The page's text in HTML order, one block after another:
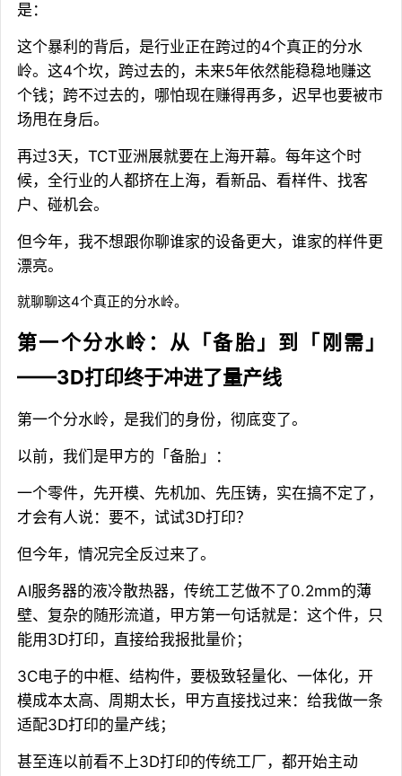
是：
这个暴利的背后，是行业正在跨过的4个真正的分水
岭。这4个坎，跨过去的，未来5年依然能稳稳地赚这
个钱；跨不过去的，哪怕现在赚得再多，迟早也要被市
场甩在身后。
再过3天，TCT亚洲展就要在上海开幕。每年这个时
候，全行业的人都挤在上海，看新品、看样件、找客
户、碰机会。
但今年，我不想跟你聊谁家的设备更大，谁家的样件更
漂亮。
就聊聊这4个真正的分水岭。
第一个分水岭：从「备胎」到「刚需」
——3D打印终于冲进了量产线
第一个分水岭，是我们的身份，彻底变了。
以前，我们是甲方的「备胎」：
一个零件，先开模、先机加、先压铸，实在搞不定了，
才会有人说：要不，试试3D打印？
但今年，情况完全反过来了。
AI服务器的液冷散热器，传统工艺做不了0.2mm的薄
壁、复杂的随形流道，甲方第一句话就是：这个件，只
能用3D打印，直接给我报批量价；
3C电子的中框、结构件，要极致轻量化、一体化，开
模成本太高、周期太长，甲方直接找过来：给我做一条
适配3D打印的量产线；
甚至连以前看不上3D打印的传统工厂，都开始主动